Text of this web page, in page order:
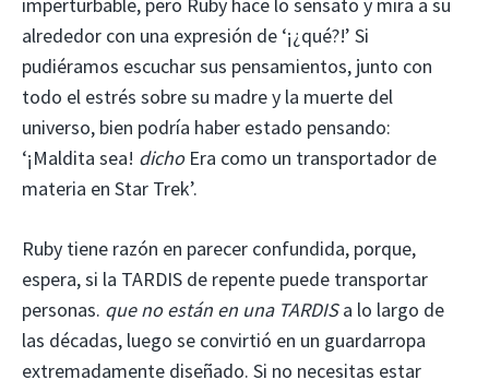
alrededor con una expresión de ‘¡¿qué?!’ Si
pudiéramos escuchar sus pensamientos, junto con
todo el estrés sobre su madre y la muerte del
universo, bien podría haber estado pensando:
‘¡Maldita sea! dichoEra como un transportador de
materia en Star Trek’.
Ruby tiene razón en parecer confundida, porque,
espera, si la TARDIS de repente puede transportar
personas. que no están en una TARDISa lo largo de
las décadas, luego se convirtió en un guardarropa
extremadamente diseñado. Si no necesitas estar